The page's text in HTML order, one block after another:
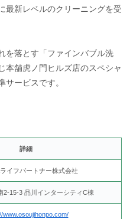
最新レベルのクリーニングを受
を落とす「ファインバブル洗
本舗虎ノ門ヒルズ店のスペシャ
サービスです。
詳細
イフパートナー株式会社
2-15-3 品川インターシティC棟
www.osoujihonpo.com/